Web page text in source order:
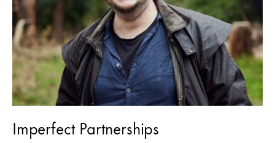
Imperfect Partnerships